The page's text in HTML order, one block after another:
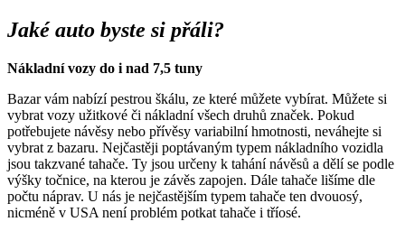
Jaké auto byste si přáli?
Nákladní vozy do i nad 7,5 tuny
Bazar vám nabízí pestrou škálu, ze které můžete vybírat. Můžete si
vybrat vozy užitkové či nákladní všech druhů značek. Pokud
potřebujete návěsy nebo přívěsy variabilní hmotnosti, neváhejte si
vybrat z bazaru. Nejčastěji poptávaným typem nákladního vozidla
jsou takzvané tahače. Ty jsou určeny k tahání návěsů a dělí se podle
výšky točnice, na kterou je závěs zapojen. Dále tahače lišíme dle
počtu náprav. U nás je nejčastějším typem tahače ten dvouosý,
nicméně v USA není problém potkat tahače i tříosé.